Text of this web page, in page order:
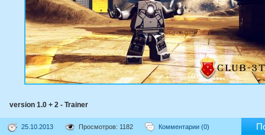
version 1.0 + 2 - Trainer
25.10.2013 Просмотров: 1182 Комментарии (0)